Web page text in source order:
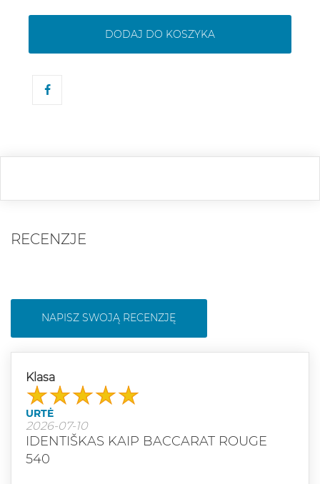
DODAJ DO KOSZYKA
RECENZJE
NAPISZ SWOJĄ RECENZJĘ
Klasa
URTĖ
2026-07-10
IDENTIŠKAS KAIP BACCARAT ROUGE
540